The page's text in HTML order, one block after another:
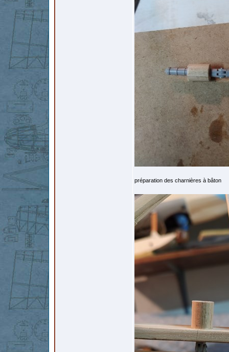
préparation des charnières à bâton